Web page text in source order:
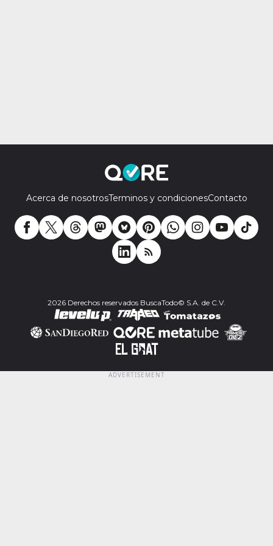
Acerca de nosotrosTerminos y condicionesContacto
2026 Derechos reservados BuscaTodo© S.A. de C.V.